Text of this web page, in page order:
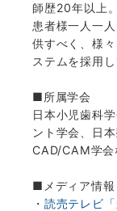
師歴20年以上。
患者様一人一
供すべく、様
ステムを採用し
■所属学会
日本小児歯科
ント学会、日
CAD/CAM学会
■メディア情報
・ 読売テレビ